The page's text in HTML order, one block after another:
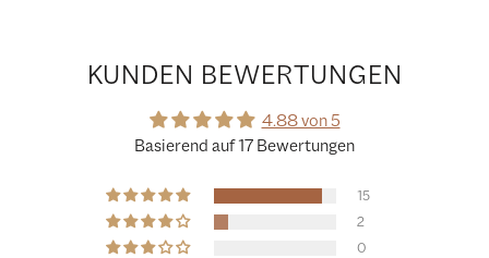
KUNDEN BEWERTUNGEN
4.88 von 5
Basierend auf 17 Bewertungen
15
2
0